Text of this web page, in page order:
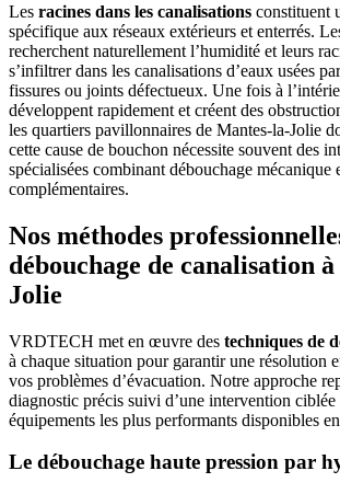
Les racines dans les canalisations constituent
spécifique aux réseaux extérieurs et enterrés.
recherchent naturellement l’humidité et leurs
s’infiltrer dans les canalisations d’eaux usées
fissures ou joints défectueux. Une fois à
développent rapidement et créent des
les quartiers pavillonnaires de Mantes-la-Jolie
cette cause de bouchon nécessite souvent des
spécialisées combinant débouchage mécanique
complémentaires.
Nos méthodes
débouchage de canalisation
Jolie
VRDTECH met en œuvre des techniques de
à chaque situation pour garantir une résolution
vos problèmes d’évacuation. Notre approche
diagnostic précis suivi d’une intervention
équipements les plus performants disponibles
Le débouchage haute pression par